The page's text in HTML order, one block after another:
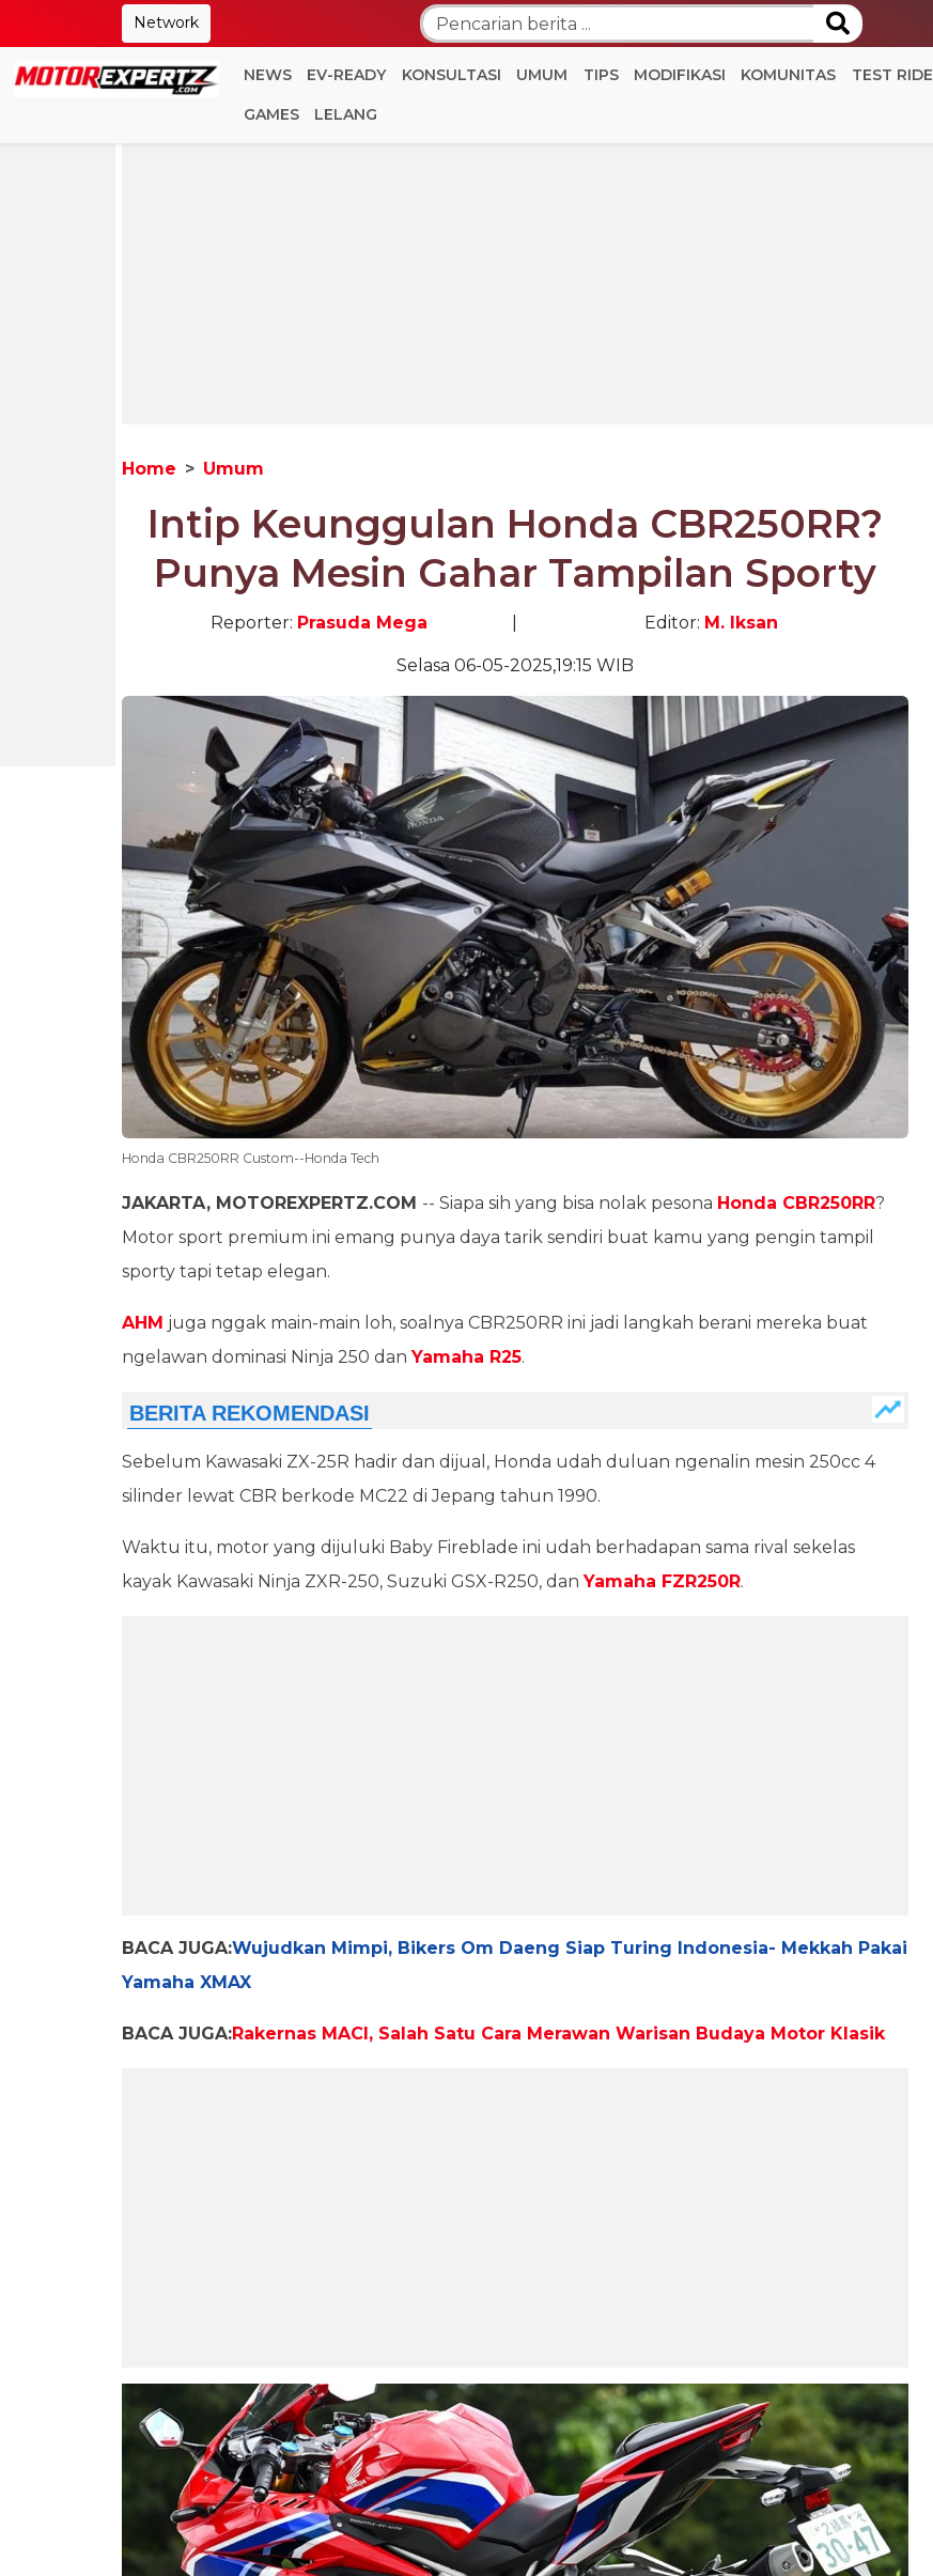
Network
NEWS EV-READY KONSULTASI UMUM TIPS MODIFIKASI KOMUNITAS TEST RIDE
GAMES LELANG
Home Umum
Intip Keunggulan Honda CBR250RR?
Punya Mesin Gahar Tampilan Sporty
Reporter: Prasuda Mega Editor: M. Iksan
Selasa 06-05-2025,19:15 WIB
Honda CBR250RR Custom--Honda Tech
JAKARTA, MOTOREXPERTZ.COM -- Siapa sih yang bisa nolak pesona Honda CBR250RR?
Motor sport premium ini emang punya daya tarik sendiri buat kamu yang pengin tampil
sporty tapi tetap elegan.
AHM juga nggak main-main loh, soalnya CBR250RR ini jadi langkah berani mereka buat
ngelawan dominasi Ninja 250 danYamaha R25.
Sebelum Kawasaki ZX-25R hadir dan dijual, Honda udah duluan ngenalin mesin 250cc 4
silinder lewat CBR berkode MC22 di Jepang tahun 1990.
Waktu itu, motor yang dijuluki Baby Fireblade ini udah berhadapan sama rival sekelas
kayak Kawasaki Ninja ZXR-250, Suzuki GSX-R250, danYamaha FZR250R.
BACA JUGA:Wujudkan Mimpi, Bikers Om Daeng Siap Turing Indonesia- Mekkah Pakai
Yamaha XMAX
BACA JUGA:Rakernas MACI, Salah Satu Cara Merawan Warisan Budaya Motor Klasik